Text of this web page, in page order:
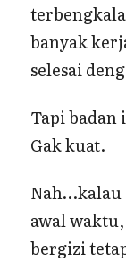
banyak
selesai
Tapi badan
Gak kuat.
Nah…kalau
awal
bergizi